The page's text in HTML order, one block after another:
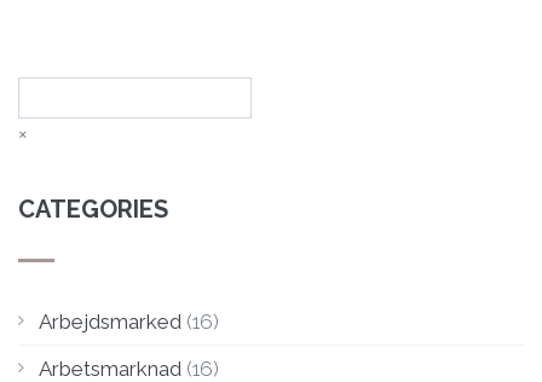
×
CATEGORIES
Arbejdsmarked (16)
Arbetsmarknad (16)